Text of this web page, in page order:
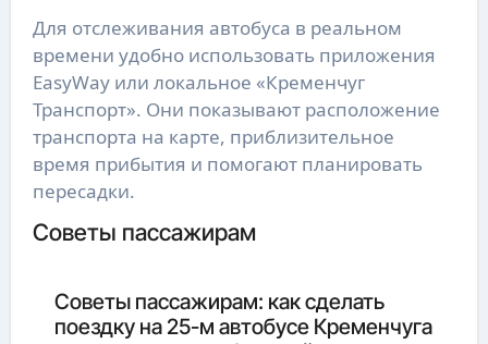
Для отслеживания автобуса в реальном
времени удобно использовать приложения
EasyWay или локальное «Кременчуг
Транспорт». Они показывают расположение
транспорта на карте, приблизительное
время прибытия и помогают планировать
пересадки.
Советы пассажирам
Советы пассажирам: как сделать
поездку на 25-м автобусе Кременчуга